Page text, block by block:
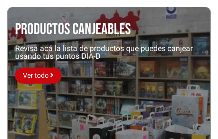
Productos Canjeables
Revisa acá la lista de productos que puedes canjear
usando tus puntos DIA-D
Ver todo